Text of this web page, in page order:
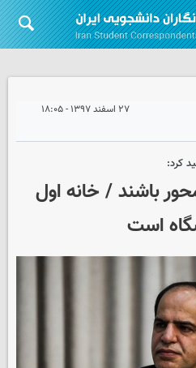
۲۷ اسفند ۱۳۹۷ - ۱۸:۰۵
کرد:
باشند / خانه‌ اول
است